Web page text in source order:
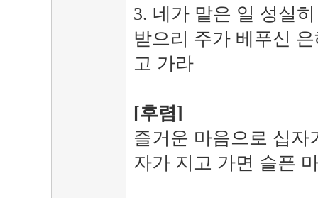
3. 네가 맡은 일 성실
받으리 주가 베푸신
고 가라
[후렴]
즐거운 마음으로 십자
자가 지고 가면 슬픈